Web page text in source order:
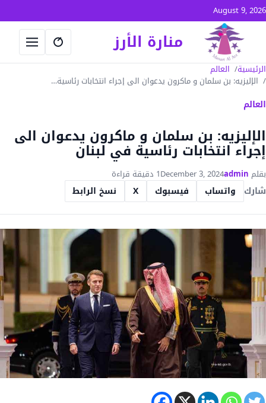
تجاوز إلى المحتوى
August 9, 2026
منارة الأرز فتح البحث
فتح
الرئيسية العالم
الإليزيه: بن سلمان و ماكرون يدعوان الى إجراء انتخابات رئاسية…
العالم
الإليزيه: بن سلمان و ماكرون يدعوان الى
إجراء انتخابات رئاسية في لبنان
بقلم admin
December 3, 20241 دقيقة قراءة
شارك واتساب فيسبوك X نسخ الرابط